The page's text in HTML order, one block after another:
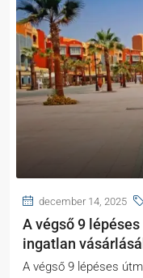
december 14, 2025
A végső 9
ingatlan
A végső 9 lépéses